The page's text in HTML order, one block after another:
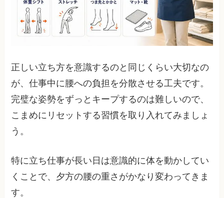
正しい立ち方を意識するのと同じくらい大切なの
が、仕事中に腰への負担を分散させる工夫です。
完璧な姿勢をずっとキープするのは難しいので、
こまめにリセットする習慣を取り入れてみましょ
う。
特に立ち仕事が長い日は意識的に体を動かしてい
くことで、夕方の腰の重さがかなり変わってきま
す。